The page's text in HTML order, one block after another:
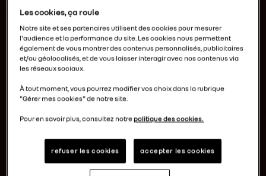
Les cookies, ça roule
Notre site et ses partenaires utilisent des cookies pour mesurer
l'audience et la performance du site. Les cookies nous permettent
également de vous montrer des contenus personnalisés, publicitaires
et/ou géolocalisés, et de vous laisser interagir avec nos contenus via
les réseaux sociaux.
À tout moment, vous pourrez modifier vos choix dans la rubrique
"Gérer mes cookies" de notre site.
Pour en savoir plus, consultez notrepolitique des cookies.
refuser les cookies accepter les cookies